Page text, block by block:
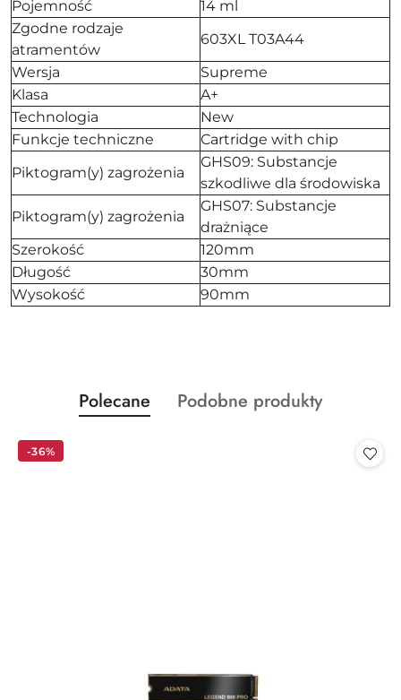
Pojemność
14 ml
Zgodne rodzaje
atramentów
603XL T03A44
Wersja
Supreme
Klasa
A+
Technologia
New
Funkcje techniczne
Cartridge with chip
Piktogram(y) zagrożenia
GHS09: Substancje
szkodliwe dla środowiska
Piktogram(y) zagrożenia
GHS07: Substancje
drażniące
Szerokość
120mm
Długość
30mm
Wysokość
90mm
Pomiń karuzelę produktów
Produkty
o
Polecane
Produkty
Podobne produkty
-36%